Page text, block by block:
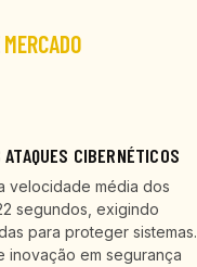
MERCADO
CIBERNÉTICOS
velocidade média dos
segundos, exigindo
para proteger sistemas.
inovação em segurança